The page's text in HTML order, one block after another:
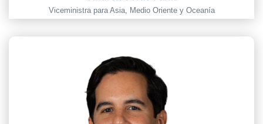
Viceministra para Asia, Medio Oriente y Oceanía